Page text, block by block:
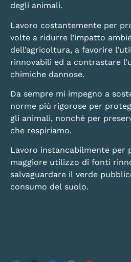
degli animali.
Lavoro costantemente per
volte a ridurre l’impatto
dell’agricoltura, a favorire
rinnovabili ed a contrastare
chimiche dannose.
Da sempre mi impegno a
norme più rigorose per
gli animali, nonché per
che respiriamo.
Lavoro instancabilmente per
maggiore utilizzo di fonti
salvaguardare il verde
consumo del suolo.